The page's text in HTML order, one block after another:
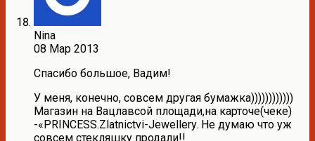
Nina
08 Мар 2013
Спасибо большое, Вадим!
У меня, конечно, совсем другая бумажка))))))))))))
Магазин на Вацлавсой площади,на карточе(чеке)
-«PRINCESS.Zlatnictvi-Jewellery. Не думаю что уж
совсем стекляшку продали!!